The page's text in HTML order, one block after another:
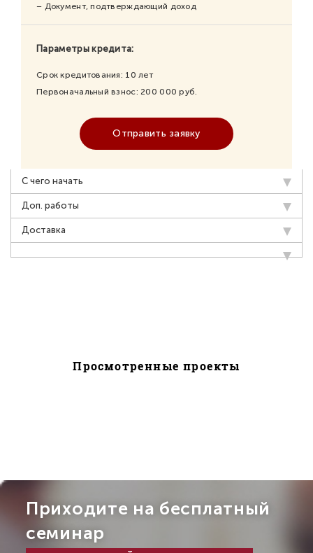
– Документ, подтверждающий доход
Параметры кредита:
Срок кредитования: 10 лет
Первоначальный взнос: 200 000 руб.
Отправить заявку
С чего начать
Доп. работы
Доставка
Просмотренные проекты
Приходите на бесплатный
семинар